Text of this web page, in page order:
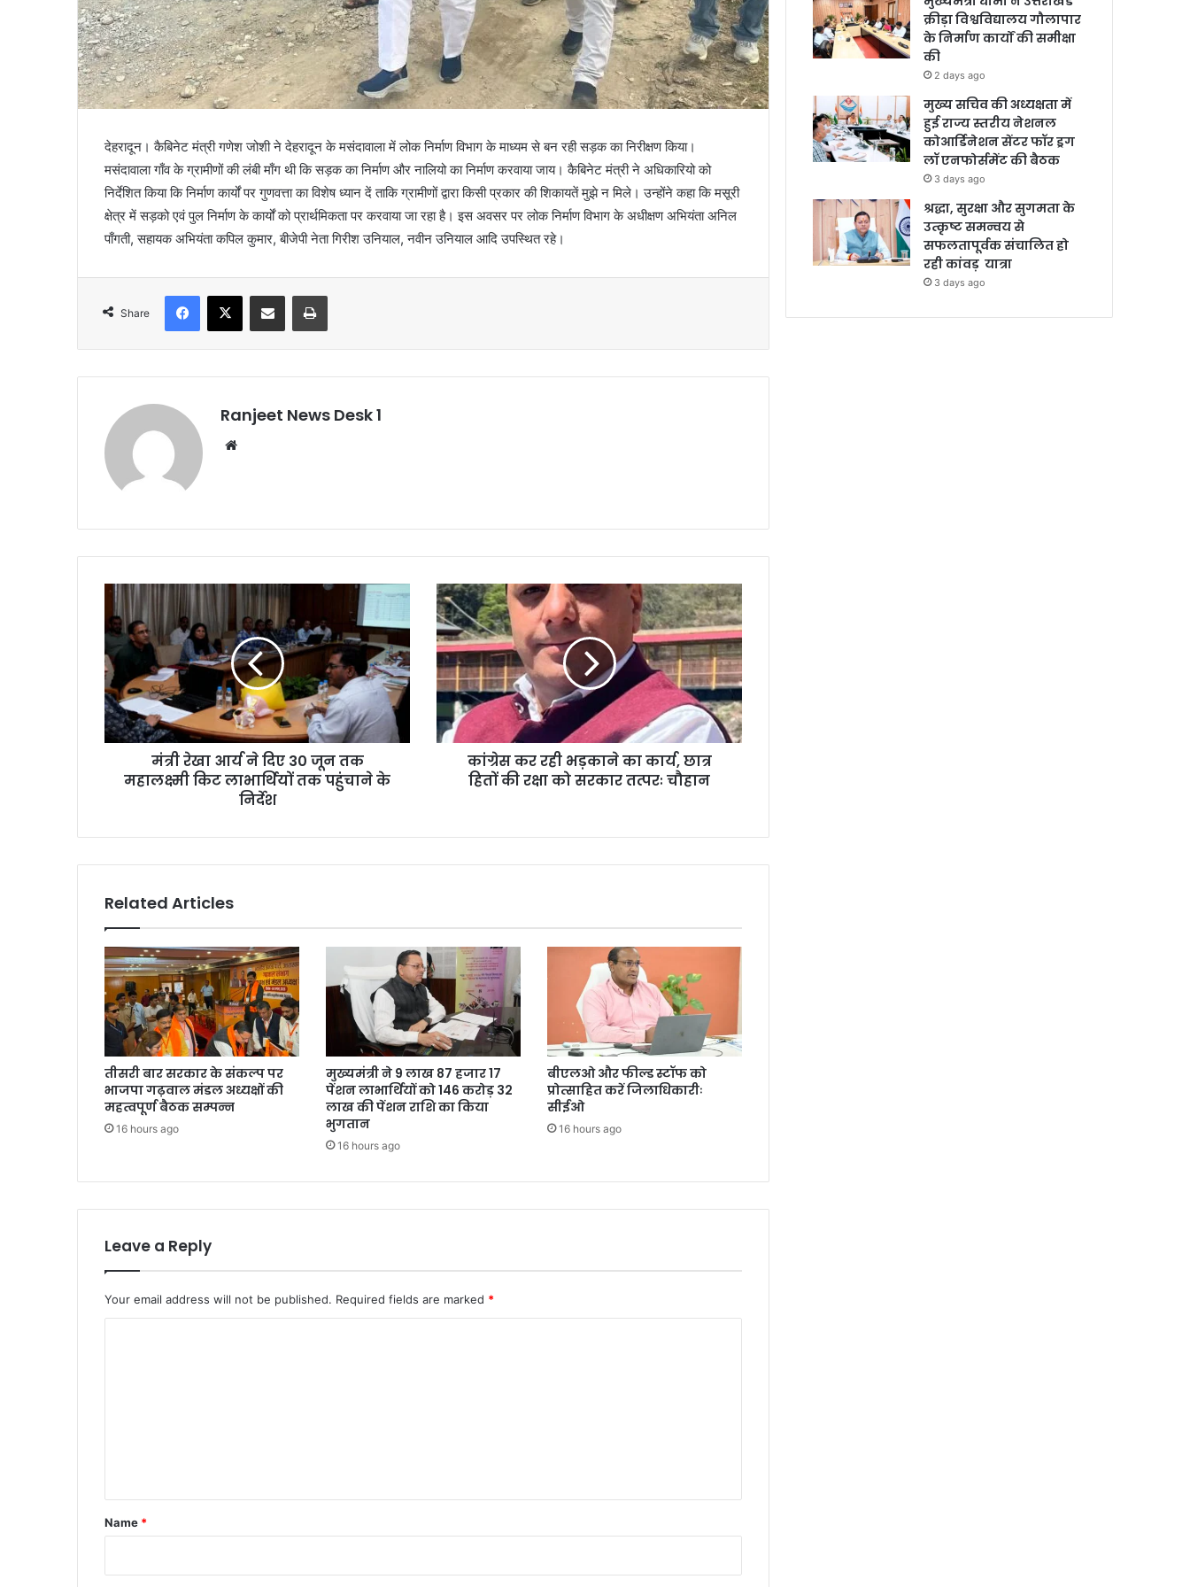
देहरादून। कैबिनेट मंत्री गणेश जोशी ने देहरादून के मसंदावाला में लोक निर्माण विभाग के माध्यम से बन रही सड़क का निरीक्षण किया।
मसंदावाला गाँव के ग्रामीणों की लंबी माँग थी कि सड़क का निर्माण और नालियो का निर्माण करवाया जाय। कैबिनेट मंत्री ने अधिकारियो को
निर्देशित किया कि निर्माण कार्यों पर गुणवत्ता का विशेष ध्यान दें ताकि ग्रामीणों द्वारा किसी प्रकार की शिकायतें मुझे न मिले। उन्होंने कहा कि मसूरी
क्षेत्र में सड़को एवं पुल निर्माण के कार्यों को प्रार्थमिकता पर करवाया जा रहा है। इस अवसर पर लोक निर्माण विभाग के अधीक्षण अभियंता अनिल
पाँगती, सहायक अभियंता कपिल कुमार, बीजेपी नेता गिरीश उनियाल, नवीन उनियाल आदि उपस्थित रहे।
Share
Ranjeet News Desk 1
मंत्री रेखा आर्य ने दिए 30 जून तक
महालक्ष्मी किट लाभार्थियों तक पहुंचाने के
निर्देश
कांग्रेस कर रही भड़काने का कार्य, छात्र
हितों की रक्षा को सरकार तत्परः चौहान
Related Articles
तीसरी बार सरकार के संकल्प पर
भाजपा गढ़वाल मंडल अध्यक्षों की
महत्वपूर्ण बैठक सम्पन्न
16 hours ago
मुख्यमंत्री ने 9 लाख 87 हजार 17
पेंशन लाभार्थियों को 146 करोड़ 32
लाख की पेंशन राशि का किया
भुगतान
16 hours ago
बीएलओ और फील्ड स्टॉफ को
प्रोत्साहित करें जिलाधिकारीः
सीईओ
16 hours ago
Leave a Reply
Your email address will not be published. Required fields are marked *
*
Name *
क्रीड़ा विश्वविद्यालय गौलापार
के निर्माण कार्यों की समीक्षा
की
2 days ago
मुख्य सचिव की अध्यक्षता में
हुई राज्य स्तरीय नेशनल
कोआर्डिनेशन सेंटर फॉर ड्रग
लॉ एनफोर्समेंट की बैठक
3 days ago
श्रद्धा, सुरक्षा और सुगमता के
उत्कृष्ट समन्वय से
सफलतापूर्वक संचालित हो
रही कांवड़ यात्रा
3 days ago